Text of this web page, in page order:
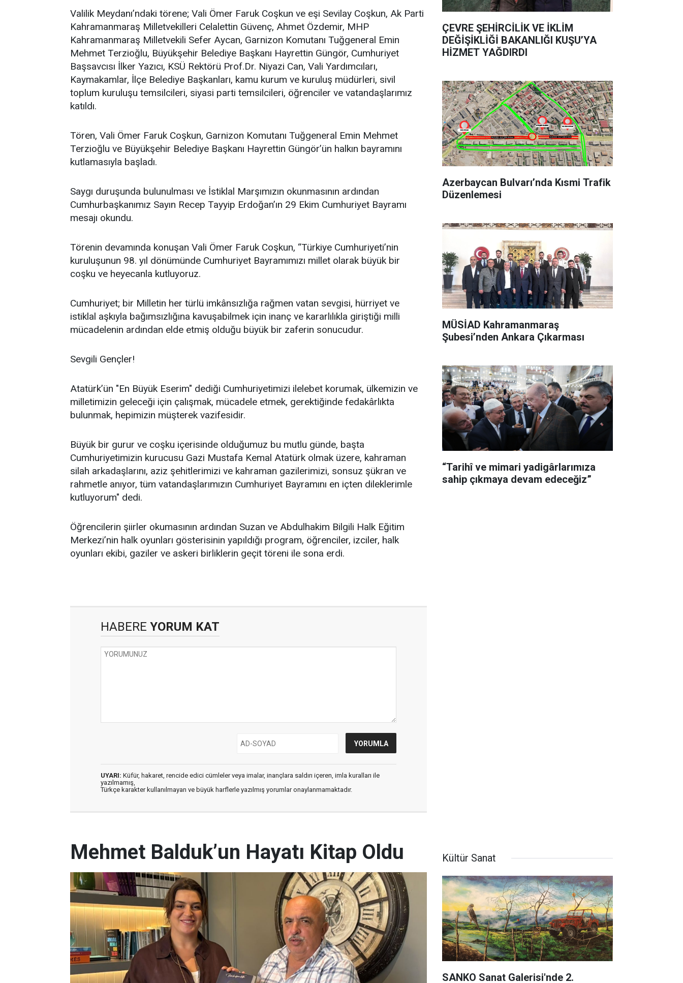
Valilik Meydanı’ndaki törene; Vali Ömer Faruk Coşkun ve eşi Sevilay Coşkun, Ak Parti
Kahramanmaraş Milletvekilleri Celalettin Güvenç, Ahmet Özdemir, MHP
Kahramanmaraş Milletvekili Sefer Aycan, Garnizon Komutanı Tuğgeneral Emin
Mehmet Terzioğlu, Büyükşehir Belediye Başkanı Hayrettin Güngör, Cumhuriyet
Başsavcısı İlker Yazıcı, KSÜ Rektörü Prof.Dr. Niyazi Can, Vali Yardımcıları,
Kaymakamlar, İlçe Belediye Başkanları, kamu kurum ve kuruluş müdürleri, sivil
toplum kuruluşu temsilcileri, siyasi parti temsilcileri, öğrenciler ve vatandaşlarımız
katıldı.
Tören, Vali Ömer Faruk Coşkun, Garnizon Komutanı Tuğgeneral Emin Mehmet
Terzioğlu ve Büyükşehir Belediye Başkanı Hayrettin Güngör’ün halkın bayramını
kutlamasıyla başladı.
Saygı duruşunda bulunulması ve İstiklal Marşımızın okunmasının ardından
Cumhurbaşkanımız Sayın Recep Tayyip Erdoğan’ın 29 Ekim Cumhuriyet Bayramı
mesajı okundu.
Törenin devamında konuşan Vali Ömer Faruk Coşkun, “Türkiye Cumhuriyeti’nin
kuruluşunun 98. yıl dönümünde Cumhuriyet Bayramımızı millet olarak büyük bir
coşku ve heyecanla kutluyoruz.
Cumhuriyet; bir Milletin her türlü imkânsızlığa rağmen vatan sevgisi, hürriyet ve
istiklal aşkıyla bağımsızlığına kavuşabilmek için inanç ve kararlılıkla giriştiği milli
mücadelenin ardından elde etmiş olduğu büyük bir zaferin sonucudur.
Sevgili Gençler!
Atatürk’ün "En Büyük Eserim" dediği Cumhuriyetimizi ilelebet korumak, ülkemizin ve
milletimizin geleceği için çalışmak, mücadele etmek, gerektiğinde fedakârlıkta
bulunmak, hepimizin müşterek vazifesidir.
Büyük bir gurur ve coşku içerisinde olduğumuz bu mutlu günde, başta
Cumhuriyetimizin kurucusu Gazi Mustafa Kemal Atatürk olmak üzere, kahraman
silah arkadaşlarını, aziz şehitlerimizi ve kahraman gazilerimizi, sonsuz şükran ve
rahmetle anıyor, tüm vatandaşlarımızın Cumhuriyet Bayramını en içten dileklerimle
kutluyorum" dedi.
Öğrencilerin şiirler okumasının ardından Suzan ve Abdulhakim Bilgili Halk Eğitim
Merkezi’nin halk oyunları gösterisinin yapıldığı program, öğrenciler, izciler, halk
oyunları ekibi, gaziler ve askeri birliklerin geçit töreni ile sona erdi.
HABERE YORUM KAT
UYARI: Küfür, hakaret, rencide edici cümleler veya imalar, inançlara saldırı içeren, imla kuralları ile
yazılmamış,
Türkçe karakter kullanılmayan ve büyük harflerle yazılmış yorumlar onaylanmamaktadır.
ÇEVRE ŞEHİRCİLİK VE İKLİM
DEĞİŞİKLİĞİ BAKANLIĞI KUŞU’YA
HİZMET YAĞDIRDI
Azerbaycan Bulvarı’nda Kısmi Trafik
Düzenlemesi
MÜSİAD Kahramanmaraş
Şubesi’nden Ankara Çıkarması
“Tarihî ve mimari yadigârlarımıza
sahip çıkmaya devam edeceğiz”
Mehmet Balduk’un Hayatı Kitap Oldu Kültür Sanat
SANKO Sanat Galerisi'nde 2.